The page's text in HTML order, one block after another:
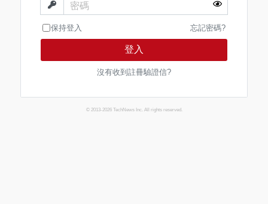
密碼
保持登入 忘記密碼?
登入
沒有收到註冊驗證信?
© 2013-2026 TechNews Inc. All rights reserved.